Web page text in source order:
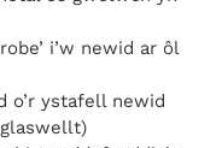
i’w newid ar ôl
o’r ystafell newid